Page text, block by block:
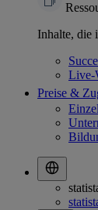
Inhalte, die
Live-
Preise &